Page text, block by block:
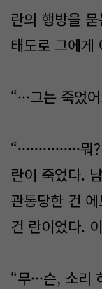
란의 행방을
태도로 그에게
“···그는 죽었
“···············뭐
란이 죽었다.
관통당한 건
건 란이었다.
“무···슨, 소리